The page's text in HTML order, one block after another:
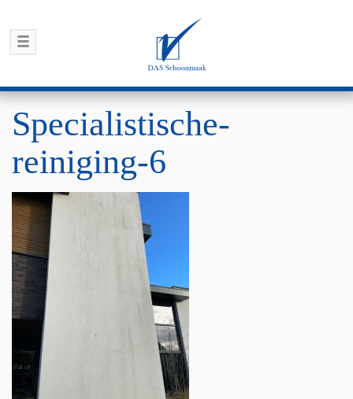
Specialistische-
reiniging-6